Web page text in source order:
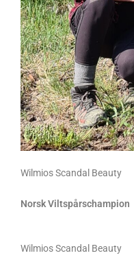
Wilmios Scandal Beauty
Norsk Viltspårschampion
Wilmios Scandal Beauty